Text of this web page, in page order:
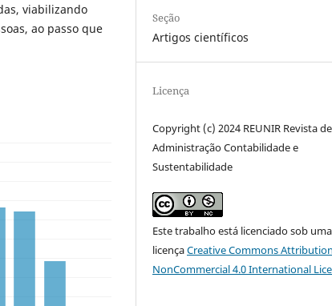
viabilizando
ao passo que
Seção
Artigos científicos
Licença
Copyright (c) 2024 REUNIR Revista de
Administração Contabilidade e
Sustentabilidade
Este trabalho está licenciado sob uma
licençaCreative Commons
NonCommercial 4.0 International